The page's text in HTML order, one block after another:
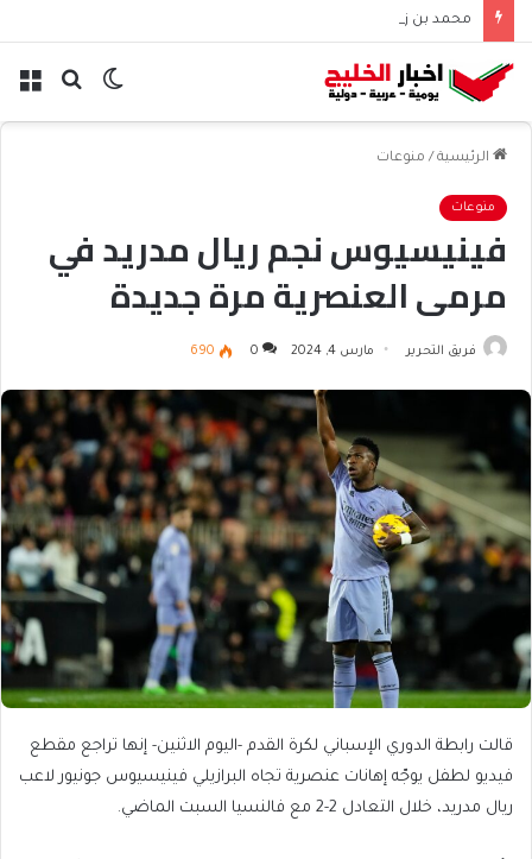
بحث الوضع
الرئيسية / منوعات
منوعات
فينيسيوس نجم ريال مدريد في
مرمى العنصرية مرة جديدة
فريق التحرير مارس 4, 2024 0
690
قالت رابطة الدوري الإسباني لكرة القدم -اليوم الاثنين- إنها تراجع مقطع
فيديو لطفل يوجّه إهانات عنصرية تجاه البرازيلي فينيسيوس جونيور لاعب
ريال مدريد، خلال التعادل 2-2 مع فالنسيا السبت الماضي.